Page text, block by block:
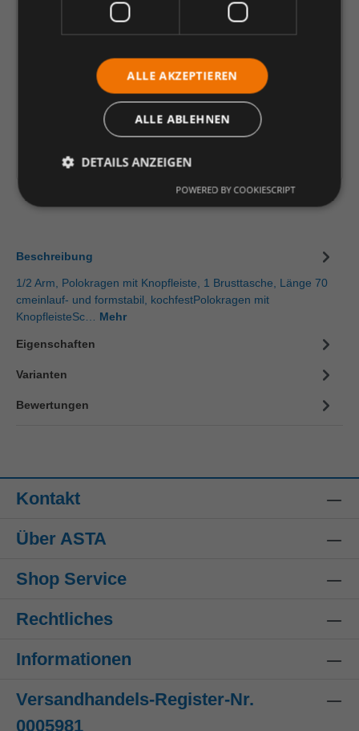
Anzahl verringern
Einheit
In den Warenkorb
Artikelinformationen herunterladen
Beschreibung
1/2 Arm, Polokragen mit Knopfleiste, 1 Brusttasche, Länge 70
cmeinlauf- und formstabil, kochfestPolokragen mit
KnopfleisteSc… Mehr
Eigenschaften
Varianten
Bewertungen
Kontakt
Über ASTA
Shop Service
Rechtliches
Informationen
Versandhandels-Register-Nr.
0005981
ALLE AKZEPTIEREN
ALLE ABLEHNEN
DETAILS ANZEIGEN
POWERED BY COOKIESCRIPT